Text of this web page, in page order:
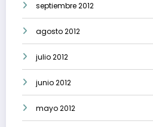
septiembre 2012
agosto 2012
julio 2012
junio 2012
mayo 2012